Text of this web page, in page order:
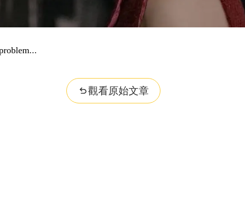
觀看原始文章